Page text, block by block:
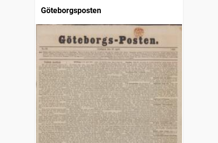
Göteborgsposten